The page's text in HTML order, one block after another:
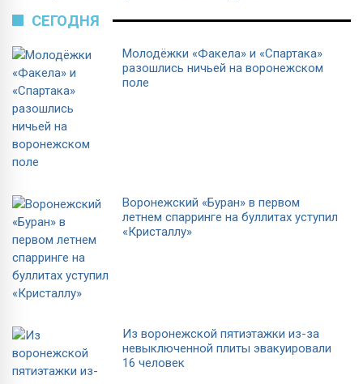
СЕГОДНЯ
Молодёжки «Факела» и «Спартака»
разошлись ничьей на воронежском
поле
Воронежский «Буран» в первом
летнем спарринге на буллитах уступил
«Кристаллу»
Из воронежской пятиэтажки из-за
невыключенной плиты эвакуировали
16 человек